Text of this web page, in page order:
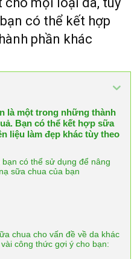
có thể kết hợp
phần khác
là một trong những thành
Bạn có thể kết hợp sữa
liệu làm đẹp khác tùy theo
có thể sử dụng để nâng
sữa chua của bạn
chua cho vấn đề về da khác
công thức gợi ý cho bạn: